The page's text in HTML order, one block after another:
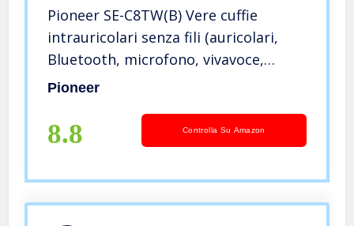
Pioneer SE-C8TW(B) Vere cuffie
intrauricolari senza fili (auricolari,
Bluetooth, microfono, vivavoce,
riproduzione di 3 ore con batteria
nero
Pioneer
8.8 Controlla Su Amazon